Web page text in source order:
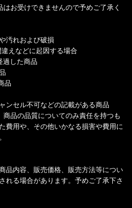
お受けできませんので予めご了承く
汚れおよび破損
えなどに起因する場合
過した商品
品
ンセル不可などの記載がある商品
品の品質についてのみ責任を持つも
費用や、その他いかなる損害や費用に
品内容、販売価格、販売方法等につい
れる場合があります。予めご了承下さ